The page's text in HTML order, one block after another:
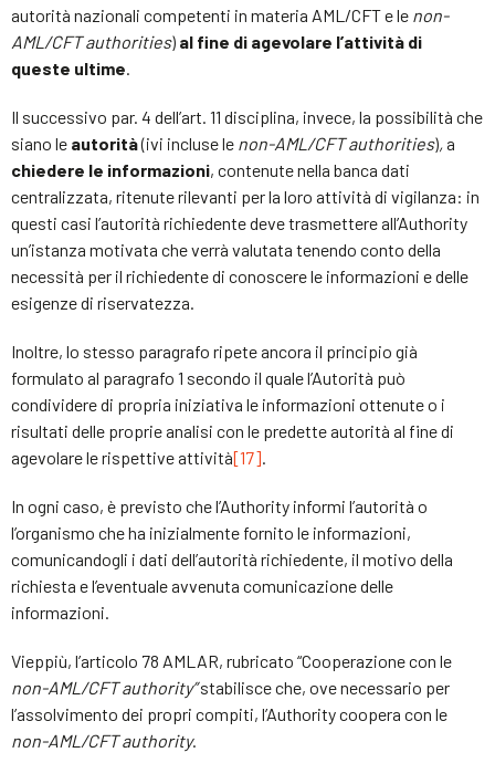
autorità nazionali competenti in materia AML/CFT e le non-
AML/CFT authorities) al fine di agevolare l’attività di
queste ultime.
Il successivo par. 4 dell’art. 11 disciplina, invece, la possibilità che
siano le autorità(ivi incluse le non-AML/CFT authorities),a
chiedere le informazioni, contenute nella banca dati
centralizzata, ritenute rilevanti per la loro attività di vigilanza: in
questi casi l’autorità richiedente deve trasmettere all’Authority
un’istanza motivata che verrà valutata tenendo conto della
necessità per il richiedente di conoscere le informazioni e delle
esigenze di riservatezza.
Inoltre, lo stesso paragrafo ripete ancora il principio già
formulato al paragrafo 1 secondo il quale l’Autorità può
condividere di propria iniziativa le informazioni ottenute o i
risultati delle proprie analisi con le predette autorità al fine di
agevolare le rispettive attività[17].
In ogni caso, è previsto che l’Authority informi l’autorità o
l’organismo che ha inizialmente fornito le informazioni,
comunicandogli i dati dell’autorità richiedente, il motivo della
richiesta e l’eventuale avvenuta comunicazione delle
informazioni.
Vieppiù, l’articolo 78 AMLAR, rubricato “Cooperazione con le
non-AML/CFT authority”stabilisce che, ove necessario per
l’assolvimento dei propri compiti, l’Authority coopera con le
non-AML/CFT authority.